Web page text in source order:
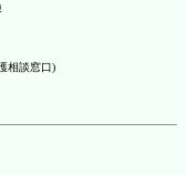
相談窓口)